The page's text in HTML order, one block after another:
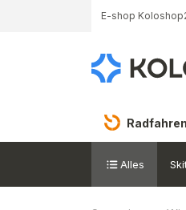
E-shop
Radfahren
Alles